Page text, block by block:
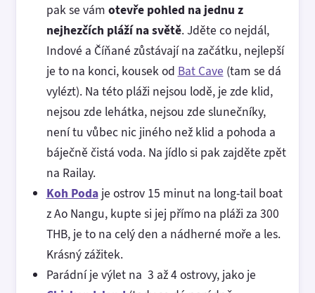
pak se vám otevře pohled na jednu z
nejhezčích pláží na světě. Jděte co nejdál,
Indové a Číňané zůstávají na začátku, nejlepší
je to na konci, kousek od Bat Cave (tam se dá
vylézt). Na této pláži nejsou lodě, je zde klid,
nejsou zde lehátka, nejsou zde slunečníky,
není tu vůbec nic jiného než klid a pohoda a
báječně čistá voda. Na jídlo si pak zajděte zpět
na Railay.
Koh Podaje ostrov 15 minut na long-tail boat
z Ao Nangu, kupte si jej přímo na pláži za 300
THB, je to na celý den a nádherné moře a les.
Krásný zážitek.
Parádní je výlet na 3 až 4 ostrovy, jako je